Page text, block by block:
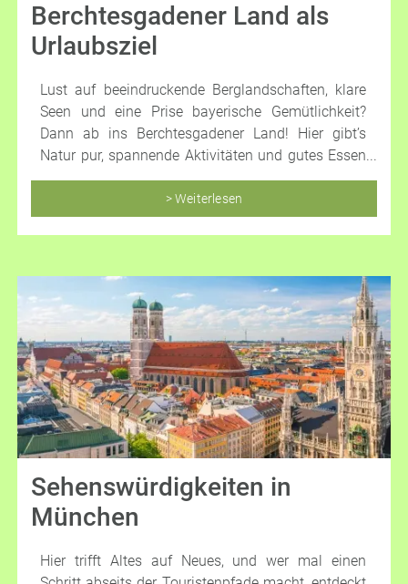
Berchtesgadener Land als
Urlaubsziel
Lust auf beeindruckende Berglandschaften, klare
Seen und eine Prise bayerische Gemütlichkeit?
Dann ab ins Berchtesgadener Land! Hier gibt’s
Natur pur, spannende Aktivitäten und gutes Essen
– alles, was ein perfekter Kurztrip braucht.
> Weiterlesen
Sehenswürdigkeiten in
München
Hier trifft Altes auf Neues, und wer mal einen